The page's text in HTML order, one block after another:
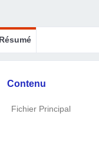
Résumé
Contenu
Fichier Principal